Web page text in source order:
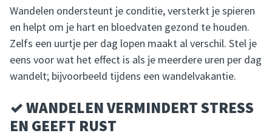
Wandelen ondersteunt je conditie, versterkt je spieren
en helpt om je hart en bloedvaten gezond te houden.
Zelfs een uurtje per dag lopen maakt al verschil. Stel je
eens voor wat het effect is als je meerdere uren per dag
wandelt; bijvoorbeeld tijdens een wandelvakantie.
✓ WANDELEN VERMINDERT STRESS
EN GEEFT RUST